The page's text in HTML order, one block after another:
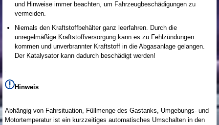
und Hinweise immer beachten, um Fahrzeugbeschädigungen zu
vermeiden.
Niemals den Kraftstoffbehälter ganz leerfahren. Durch die
unregelmäßige Kraftstoffversorgung kann es zu Fehlzündungen
kommen und unverbrannter Kraftstoff in die Abgasanlage gelangen.
Der Katalysator kann dadurch beschädigt werden!
Hinweis
Abhängig von Fahrsituation, Füllmenge des Gastanks, Umgebungs- und
Motortemperatur ist ein kurzzeitiges automatisches Umschalten in den